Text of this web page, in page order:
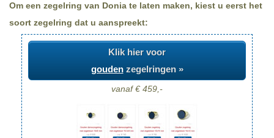
Om een zegelring van Donia te laten maken, kiest u eerst het
soort zegelring dat u aanspreekt:
Klik hier voor
goudenzegelringen »
vanaf € 459,-